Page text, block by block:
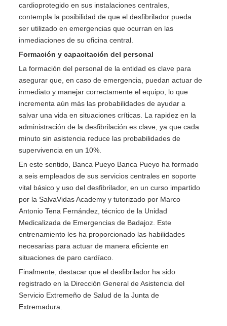
cardioprotegido en sus instalaciones centrales,
contempla la posibilidad de que el desfibrilador pueda
ser utilizado en emergencias que ocurran en las
inmediaciones de su oficina central.
Formación y capacitación del personal
La formación del personal de la entidad es clave para
asegurar que, en caso de emergencia, puedan actuar de
inmediato y manejar correctamente el equipo, lo que
incrementa aún más las probabilidades de ayudar a
salvar una vida en situaciones críticas. La rapidez en la
administración de la desfibrilación es clave, ya que cada
minuto sin asistencia reduce las probabilidades de
supervivencia en un 10%.
En este sentido, Banca Pueyo Banca Pueyo ha formado
a seis empleados de sus servicios centrales en soporte
vital básico y uso del desfibrilador, en un curso impartido
por la SalvaVidas Academy y tutorizado por Marco
Antonio Tena Fernández, técnico de la Unidad
Medicalizada de Emergencias de Badajoz. Este
entrenamiento les ha proporcionado las habilidades
necesarias para actuar de manera eficiente en
situaciones de paro cardíaco.
Finalmente, destacar que el desfibrilador ha sido
registrado en la Dirección General de Asistencia del
Servicio Extremeño de Salud de la Junta de
Extremadura.